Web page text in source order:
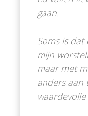
gaan.
Soms is
mijn
maar met
anders aan